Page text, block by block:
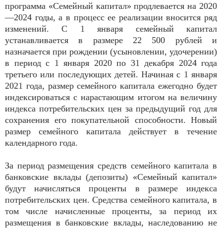
программа «Семейный капитал» продлевается на 2020
—2024 годы, а в процесс ее реализации вносится ряд
изменений. С 1 января семейный капитал
устанавливается в размере 22 500 рублей и
назначается при рождении (усыновлении, удочерении)
в период с 1 января 2020 по 31 декабря 2024 года
третьего или последующих детей. Начиная с 1 января
2021 года, размер семейного капитала ежегодно будет
индексироваться с нарастающим итогом на величину
индекса потребительских цен за предыдущий год для
сохранения его покупательной способности. Новый
размер семейного капитала действует в течение
календарного года.
За период размещения средств семейного капитала в
банковские вклады (депозиты) «Семейный капитал»
будут начисляться проценты в размере индекса
потребительских цен. Средства семейного капитала, в
том числе начисленные проценты, за период их
размещения в банковские вклады, наследованию не